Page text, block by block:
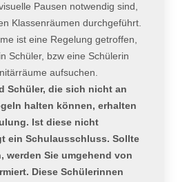
Pausen notwendig sind,
Klassenräumen durchgeführt.
ist eine Regelung getroffen,
Schüler, bzw eine Schülerin
aufsuchen.
Schüler, die sich nicht an
halten können, erhalten
Ist diese nicht
ein Schulausschluss. Sollte
werden Sie umgehend von
Diese Schülerinnen